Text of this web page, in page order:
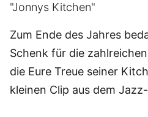
"Jonnys Kitchen"
Zum Ende des Jahres
Schenk für die
die Eure Treue seiner
kleinen Clip aus dem